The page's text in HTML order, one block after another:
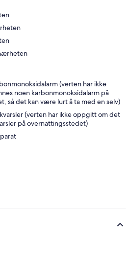
(verten har ikke
noen karbonmonoksidalarm på
så det kan være lurt å ta med en selv)
(verten har ikke oppgitt om det
på overnattingsstedet)